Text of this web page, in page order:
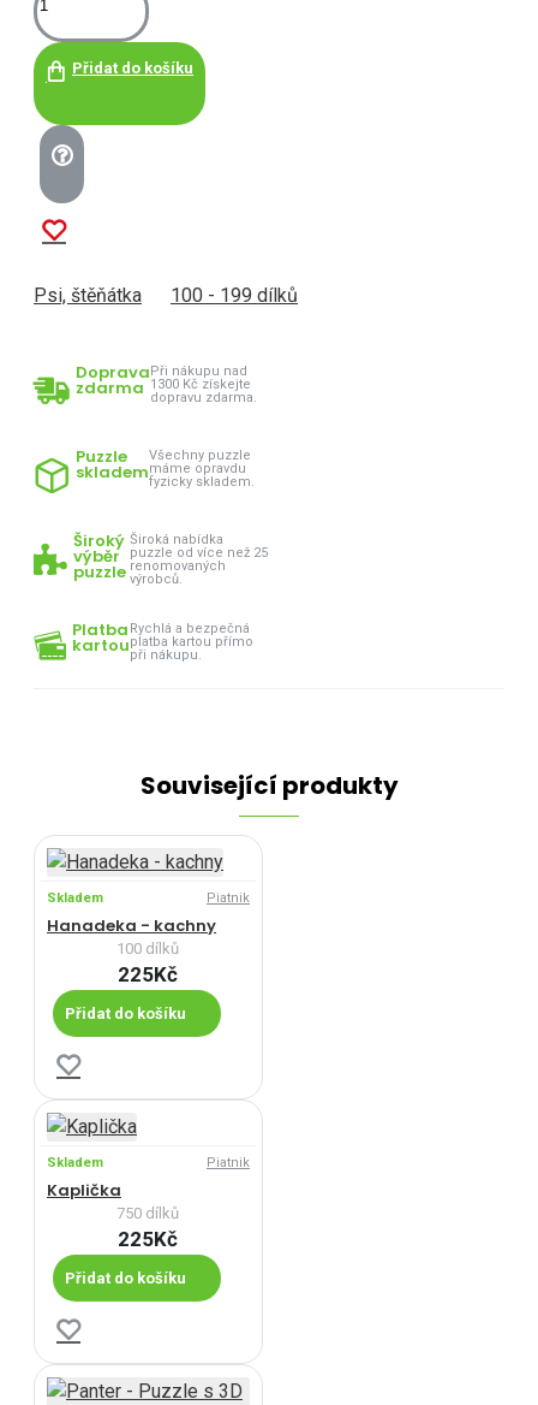
Přidat do košíku
Psi, štěňátka 100 - 199 dílků
Doprava
zdarma
Při nákupu nad
1300 Kč získejte
dopravu zdarma.
Puzzle
skladem
Všechny puzzle
máme opravdu
fyzicky skladem.
Široký
výběr
puzzle
Široká nabídka
puzzle od více než 25
renomovaných
výrobců.
Platba
kartou
Rychlá a bezpečná
platba kartou přímo
při nákupu.
Související produkty
Skladem Piatnik
Hanadeka - kachny
100 dílků
225Kč
Přidat do košíku
Skladem Piatnik
Kaplička
750 dílků
225Kč
Přidat do košíku